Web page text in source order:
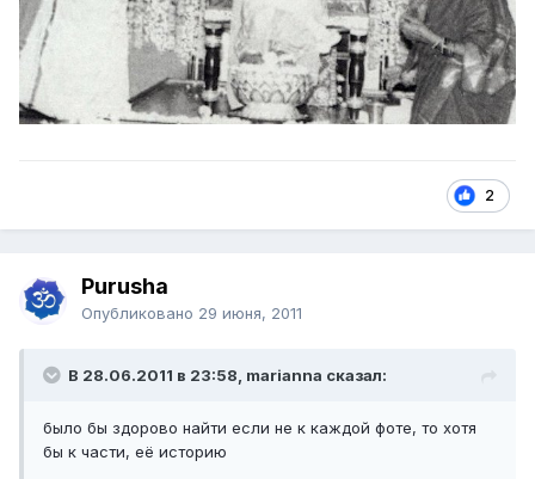
2
Purusha
Опубликовано 29 июня, 2011
В 28.06.2011 в 23:58, marianna сказал:
было бы здорово найти если не к каждой фоте, то хотя
бы к части, её историю